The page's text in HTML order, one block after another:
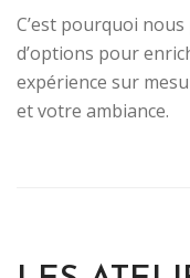
C’est pourquoi
d’options pour
expérience sur
et votre ambiance.